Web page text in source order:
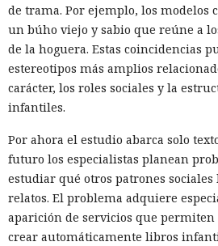
de trama. Por ejemplo, los modelos
un búho viejo y sabio que reúne a
de la hoguera. Estas coincidencias
estereotipos más amplios
carácter, los roles sociales y la
infantiles.
Por ahora el estudio abarca solo
futuro los especialistas planean
estudiar qué otros patrones sociales
relatos. El problema adquiere
aparición de servicios que permiten
crear automáticamente libros